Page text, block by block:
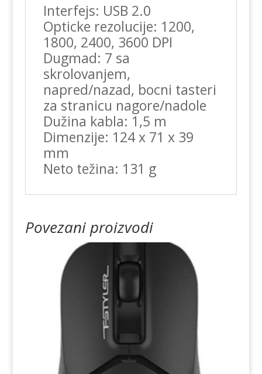
Interfejs: USB 2.0
Opticke rezolucije: 1200,
1800, 2400, 3600 DPI
Dugmad: 7 sa
skrolovanjem,
napred/nazad, bocni tasteri
za stranicu nagore/nadole
Dužina kabla: 1,5 m
Dimenzije: 124 x 71 x 39
mm
Neto težina: 131 g
Povezani proizvodi